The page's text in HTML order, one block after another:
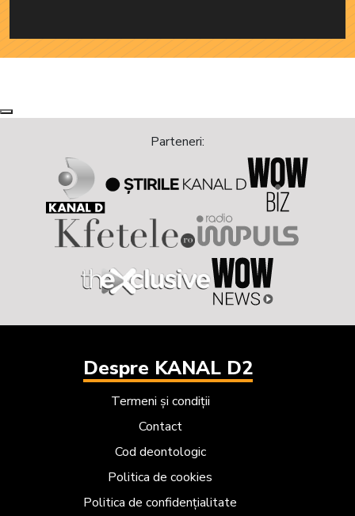
Next
Previous
Parteneri:
Despre KANAL D2
Termeni și condiții
Contact
Cod deontologic
Politica de cookies
Politica de confidențialitate